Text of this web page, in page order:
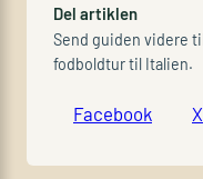
Del artiklen
Send guiden videre
fodboldtur til Italien.
Facebook X